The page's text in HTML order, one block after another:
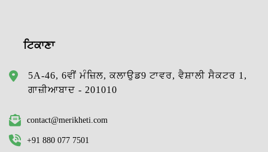
ਟਿਕਾਣਾ
5A-46, 6ਵੀਂ ਮੰਜ਼ਿਲ, ਕਲਾਉਡ9 ਟਾਵਰ, ਵੈਸ਼ਾਲੀ ਸੈਕਟਰ 1,
ਗਾਜ਼ੀਆਬਾਦ - 201010
contact@merikheti.com
+91 880 077 7501